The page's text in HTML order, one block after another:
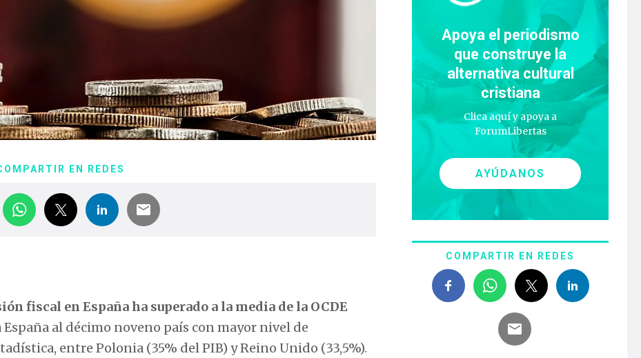
EN REDES
fiscal en España ha superado a la media de la OCDE
al décimo noveno país con mayor nivel de
entre Polonia (35% del PIB) y Reino Unido (33,5%).
Apoya el periodismo
que construye la
alternativa cultural
cristiana
Clica aquí y apoya a
ForumLibertas
AYÚDANOS
COMPARTIR EN REDES